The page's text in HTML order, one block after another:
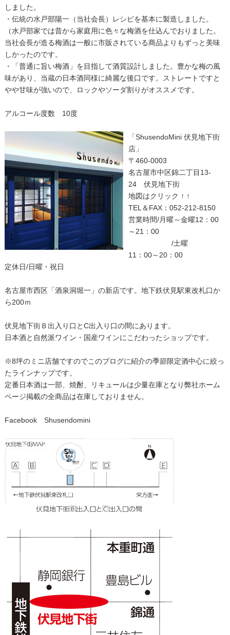
しました。
・伝統の水戸部陽一（当社会長）レシピを基本に製造しました。
（水戸部家では昔から家庭用に色々な梅酒を仕込んでおりました。
当社会長が造る梅酒は一般に市販されている商品よりもずっと美味
しかったのです。
・「普通に旨い梅酒」を目指して酒質設計しました。豊かな梅の風
味があり、当蔵の日本酒同様に綺麗な後口です。ストレートですと
やや甘味が強いので、ロックやソーダ割りがオススメです。
アルコール度数 10度
「ShusendoMini 伏見地下街
店」
〒460-0003
名古屋市中区錦二丁目13-
24 伏見地下街
地図はクリック ↑ ↑
TEL＆FAX：052-212-8150
営業時間/月曜～金曜12：00
～21：00
/土曜
11：00～20：00
定休日/日曜・祝日
名古屋市西区「酒泉洞堀一」の新店です。地下鉄伏見駅東改札口か
ら200ｍ
伏見地下街Ｂ出入り口とC出入り口の間にあります。
日本酒と自然派ワイン・国産ワインにこだわったショップです。
※8坪のミニ店舗ですのでこのブログに紹介の季節限定酒中心に絞っ
たラインナップです。
定番日本酒は一部、焼酎、リキュールは少量在庫となり弊社ホーム
ページ掲載の全商品は在庫しておりません。
Facebook Shusendomini